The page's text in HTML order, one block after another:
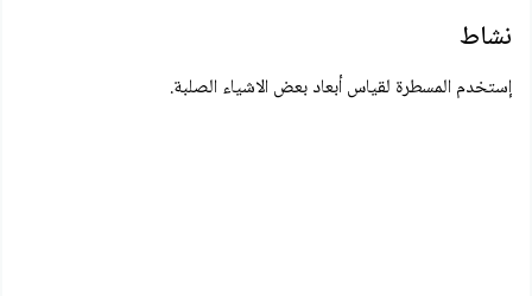
نشاط
إستخدم المسطرة لقياس أبعاد بعض الاشياء الصلبة.